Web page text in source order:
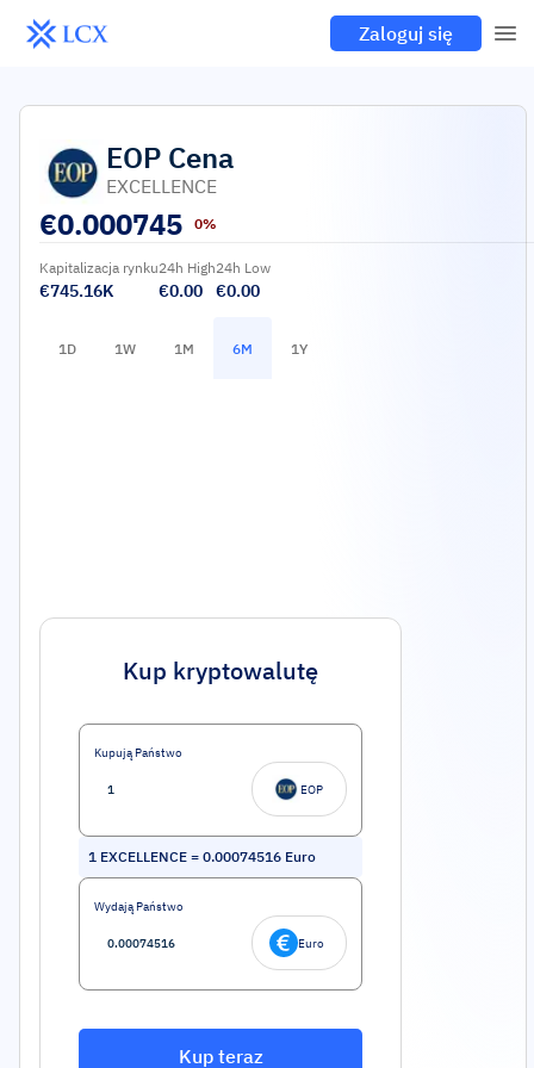
Zaloguj się
EOP Cena
EXCELLENCE
€0.000745 0%
Kapitalizacja rynku
€745.16K
24h High
€0.00
24h Low
€0.00
1D 1W 1M 6M 1Y
Kup kryptowalutę
Kupują Państwo
EOP
1 EXCELLENCE = 0.00074516 Euro
Wydają Państwo
Euro
Kup teraz